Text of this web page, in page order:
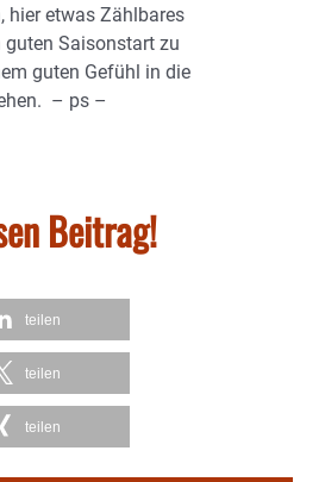
hier etwas Zählbares
Saisonstart zu
guten Gefühl in die
– ps –
Beitrag!
teilen
teilen
teilen